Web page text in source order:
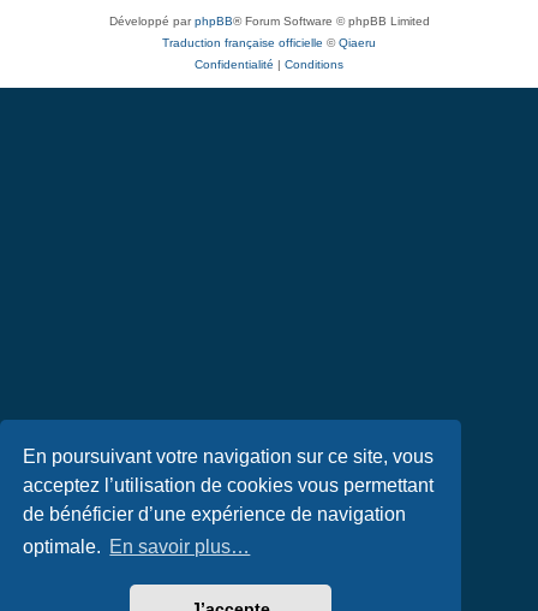
En poursuivant votre navigation sur ce site, vous
acceptez l’utilisation de cookies vous permettant
de bénéficier d’une expérience de navigation
optimale. En savoir plus…
Développé parphpBB® Forum Software © phpBB Limited
Traduction française officielle ©Qiaeru
Confidentialité
Conditions